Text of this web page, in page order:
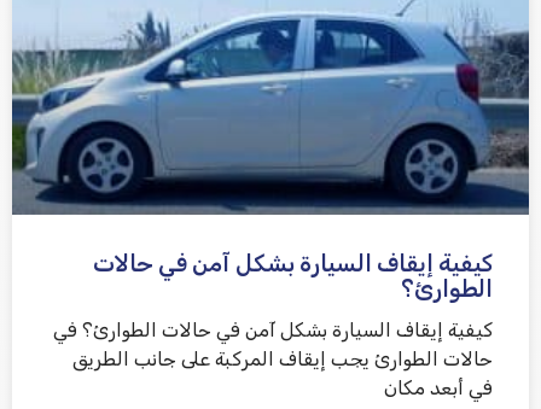
كيفية إيقاف السيارة بشكل آمن في حالات
الطوارئ؟
كيفية إيقاف السيارة بشكل آمن في حالات الطوارئ؟ في
حالات الطوارئ يجب إيقاف المركبة على جانب الطريق
في أبعد مكان